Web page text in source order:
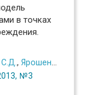
в точках
, Ярошенко Р.Ф.
№3